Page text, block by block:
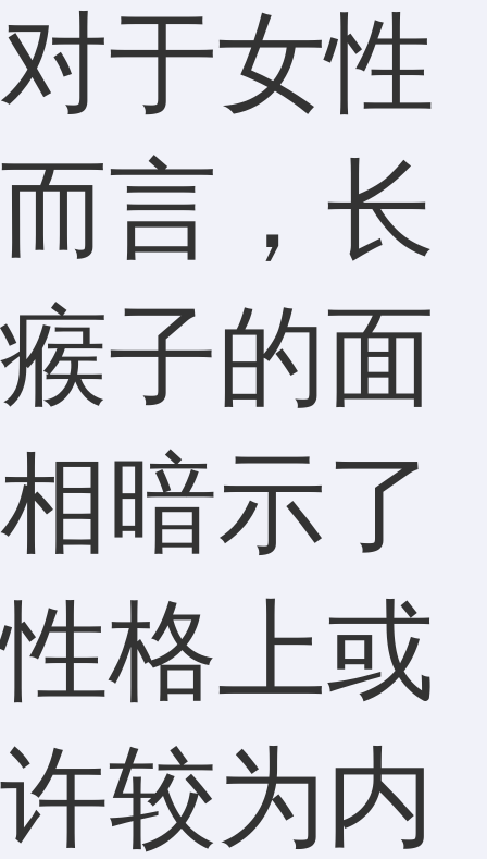
对于女性
而言，长
瘊子的面
相暗示了
性格上或
许较为内